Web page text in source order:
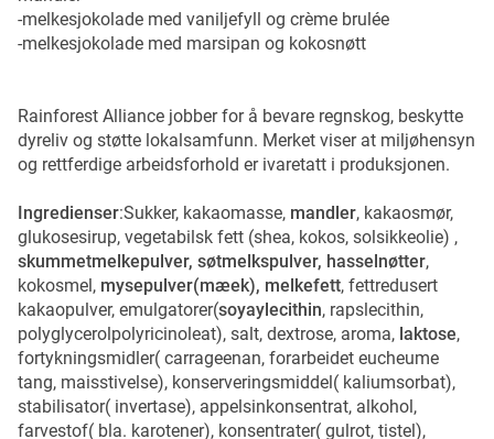
-melkesjokolade med vaniljefyll og crème brulée
-melkesjokolade med marsipan og kokosnøtt
Rainforest Alliance jobber for å bevare regnskog, beskytte
dyreliv og støtte lokalsamfunn. Merket viser at miljøhensyn
og rettferdige arbeidsforhold er ivaretatt i produksjonen.
Ingredienser:Sukker, kakaomasse, mandler, kakaosmør,
glukosesirup, vegetabilsk fett (shea, kokos, solsikkeolie) ,
skummetmelkepulver, søtmelkspulver, hasselnøtter,
kokosmel, mysepulver(mæek), melkefett, fettredusert
kakaopulver, emulgatorer(soyaylecithin, rapslecithin,
polyglycerolpolyricinoleat), salt, dextrose, aroma, laktose,
fortykningsmidler( carrageenan, forarbeidet eucheume
tang, maisstivelse), konserveringsmiddel( kaliumsorbat),
stabilisator( invertase), appelsinkonsentrat, alkohol,
farvestof( bla. karotener), konsentrater( gulrot, tistel),